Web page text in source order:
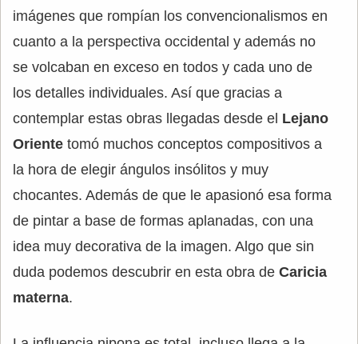
imágenes que rompían los convencionalismos en
cuanto a la perspectiva occidental y además no
se volcaban en exceso en todos y cada uno de
los detalles individuales. Así que gracias a
contemplar estas obras llegadas desde el Lejano
Oriente tomó muchos conceptos compositivos a
la hora de elegir ángulos insólitos y muy
chocantes. Además de que le apasionó esa forma
de pintar a base de formas aplanadas, con una
idea muy decorativa de la imagen. Algo que sin
duda podemos descubrir en esta obra de Caricia
materna.